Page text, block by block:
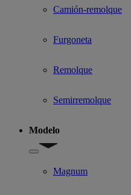
Camión-remolque
Furgoneta
Remolque
Semirremolque
Modelo
Show submenu for Modelo
Magnum